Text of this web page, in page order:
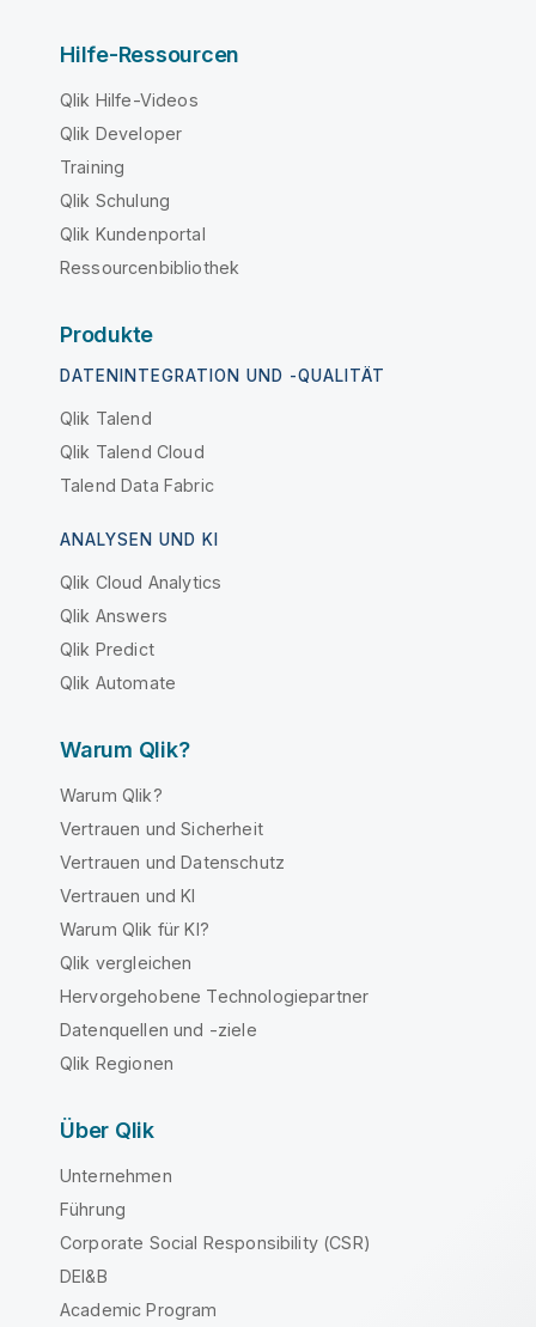
Hilfe-Ressourcen
Qlik Hilfe-Videos
Qlik Developer
Training
Qlik Schulung
Qlik Kundenportal
Ressourcenbibliothek
Produkte
DATENINTEGRATION UND -QUALITÄT
Qlik Talend
Qlik Talend Cloud
Talend Data Fabric
ANALYSEN UND KI
Qlik Cloud Analytics
Qlik Answers
Qlik Predict
Qlik Automate
Warum Qlik?
Warum Qlik?
Vertrauen und Sicherheit
Vertrauen und Datenschutz
Vertrauen und KI
Warum Qlik für KI?
Qlik vergleichen
Hervorgehobene Technologiepartner
Datenquellen und -ziele
Qlik Regionen
Über Qlik
Unternehmen
Führung
Corporate Social Responsibility (CSR)
DEI&B
Academic Program